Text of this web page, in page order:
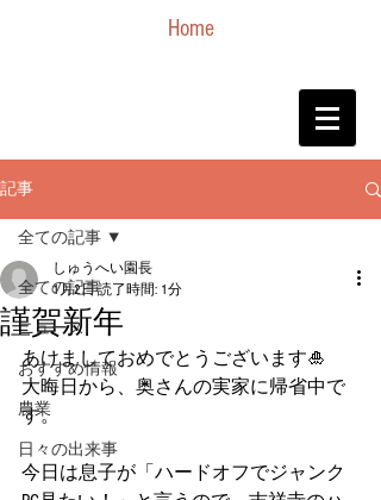
Home
記事
全ての記事
ニュース
おすすめ情報
農業
日々の出来事
全ての記事
謹賀新年
しゅうへい園長
1月2日読了時間: 1分
あけましておめでとうございます🎍
大晦日から、奥さんの実家に帰省中で
す。
今日は息子が「ハードオフでジャンク